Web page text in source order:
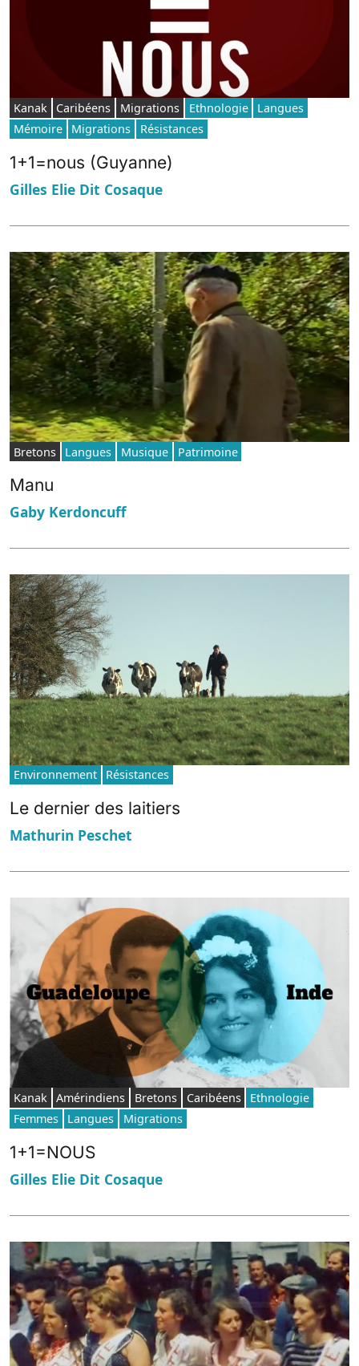
Kanak Caribéens Migrations Ethnologie
Langues
Mémoire
Migrations Résistances
1+1=nous (Guyanne)
Gilles Elie Dit Cosaque
Bretons Langues Musique Patrimoine
Manu
Gaby Kerdoncuff
Environnement Résistances
Le dernier des laitiers
Mathurin Peschet
Kanak Amérindiens Bretons Caribéens
Ethnologie
Femmes
Langues Migrations
1+1=NOUS
Gilles Elie Dit Cosaque